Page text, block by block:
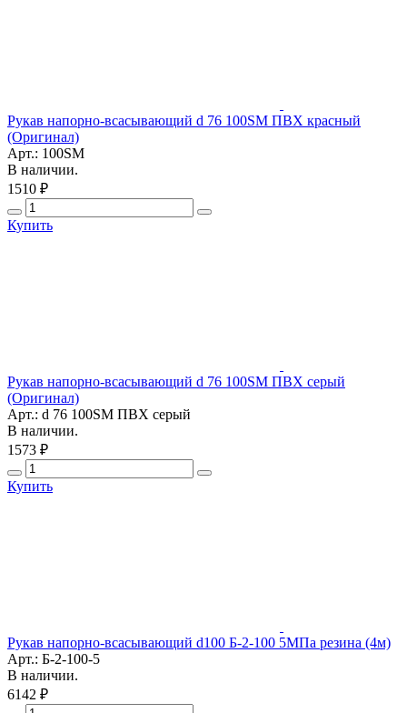
Рукав напорно-всасывающий d 76 100SM ПВХ красный
(Оригинал)
Арт.: 100SM
В наличии.
1510 ₽
Купить
Рукав напорно-всасывающий d 76 100SM ПВХ серый
(Оригинал)
Арт.: d 76 100SM ПВХ серый
В наличии.
1573 ₽
Купить
Рукав напорно-всасывающий d100 Б-2-100 5МПа резина (4м)
Арт.: Б-2-100-5
В наличии.
6142 ₽